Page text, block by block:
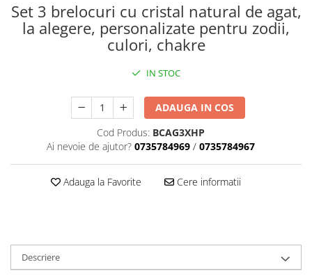
Set 3 brelocuri cu cristal natural de agat,
la alegere, personalizate pentru zodii,
culori, chakre
IN STOC
ADAUGA IN COS
Cod Produs: BCAG3XHP
Ai nevoie de ajutor? 0735784969 / 0735784967
Adauga la Favorite Cere informatii
Descriere